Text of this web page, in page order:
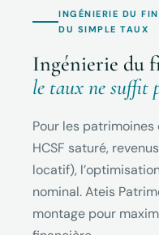
INGÉNIERIE DU
DU SIMPLE TAUX
Ingénierie du
le taux ne suffit
Pour les patrimoines
HCSF saturé,
locatif),
nominal. Ateis
montage pour